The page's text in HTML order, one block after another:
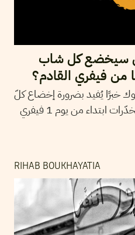
سيخضع كل شاب
من فيفري القادم؟
يُفيد بضرورة إخضاع كلّ
الشباب في تونس إلى تحليل المخدّرات ابتداء من يوم 1 فيفري
RIHAB BOUKHAYATIA